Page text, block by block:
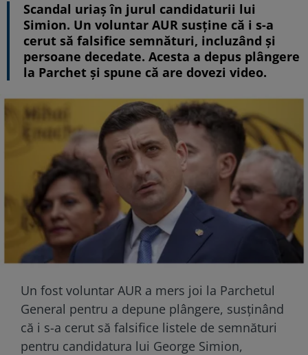
Scandal uriaș în jurul candidaturii lui
Simion. Un voluntar AUR susține că i s-a
cerut să falsifice semnături, incluzând și
persoane decedate. Acesta a depus plângere
la Parchet și spune că are dovezi video.
Un fost voluntar AUR a mers joi la Parchetul
General pentru a depune plângere, susținând
că i s-a cerut să falsifice listele de semnături
pentru candidatura lui George Simion,